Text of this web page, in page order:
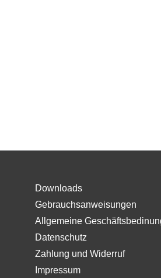
Downloads
Gebrauchsanweisungen
Allgemeine
Datenschutz
Zahlung und Widerruf
Impressum